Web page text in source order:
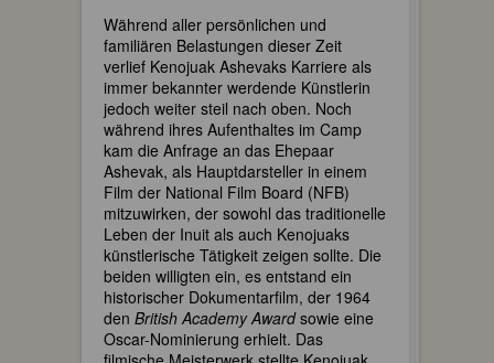
Während aller persönlichen und
familiären Belastungen dieser Zeit
verlief Kenojuak Ashevaks Karriere als
immer bekannter werdende Künstlerin
jedoch weiter steil nach oben. Noch
während ihres Aufenthaltes im Camp
kam die Anfrage an das Ehepaar
Ashevak, als Hauptdarsteller in einem
Film der National Film Board (NFB)
mitzuwirken, der sowohl das traditionelle
Leben der Inuit als auch Kenojuaks
künstlerische Tätigkeit zeigen sollte. Die
beiden willigten ein, es entstand ein
historischer Dokumentarfilm, der 1964
den British Academy Awardsowie eine
Oscar-Nominierung erhielt. Das